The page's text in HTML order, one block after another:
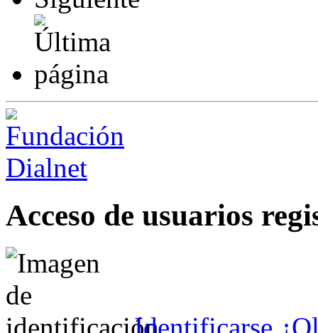
Acceso de usuarios
Identificarse